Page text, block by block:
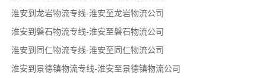
淮安到龙岩物流专线-淮安至龙岩物流公司
淮安到磐石物流专线-淮安至磐石物流公司
淮安到同仁物流专线-淮安至同仁物流公司
淮安到景德镇物流专线-淮安至景德镇物流公司